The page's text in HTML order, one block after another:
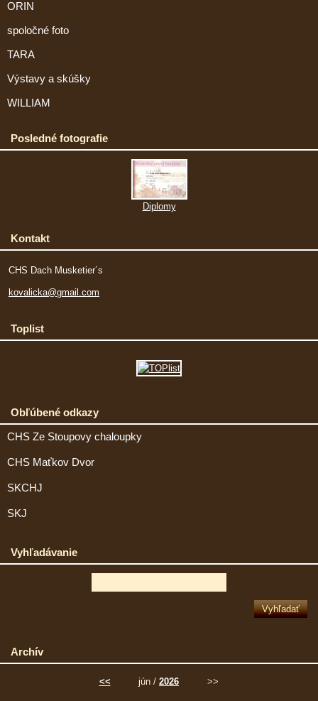
ORIN
spoločné foto
TARA
Výstavy a skúšky
WILLIAM
Posledné fotografie
Diplomy
Kontakt
CHS Dach Musketier´s
kovalicka@gmail.com
Toplist
Obľúbené odkazy
CHS Ze Stoupovy chaloupky
CHS Maťkov Dvor
SKCHJ
SKJ
Vyhľadávanie
Archív
<< jún / 2026 >>